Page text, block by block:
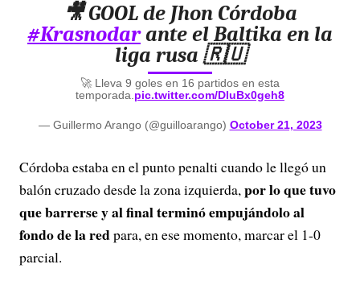
🎥 GOOL de Jhon Córdoba
#Krasnodarante el Baltika en la
liga rusa 🇷🇺
🚀 Lleva 9 goles en 16 partidos en esta
temporada. pic.twitter.com/DluBx0geh8
— Guillermo Arango (@guilloarango) October 21, 2023
Córdoba estaba en el punto penalti cuando le llegó un
balón cruzado desde la zona izquierda,por lo que tuvo
que barrerse y al final terminó empujándolo al
fondo de la redpara, en ese momento, marcar el 1-0
parcial.